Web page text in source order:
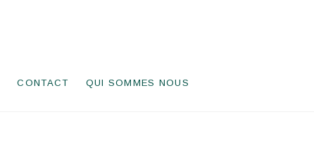
CONTACT QUI SOMMES NOUS